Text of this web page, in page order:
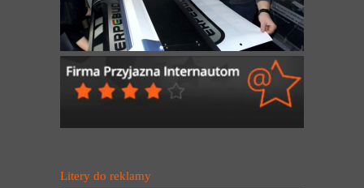
Litery do reklamy